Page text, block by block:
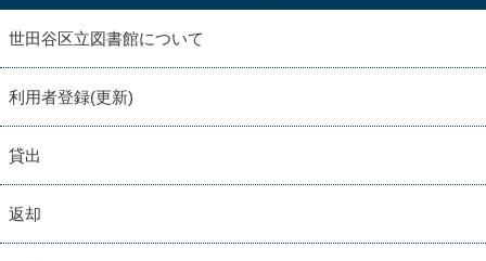
世田谷区立図書館について
利用者登録(更新)
貸出
返却